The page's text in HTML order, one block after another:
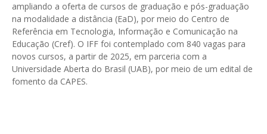
ampliando a oferta de cursos de graduação e pós-graduação
na modalidade a distância (EaD), por meio do Centro de
Referência em Tecnologia, Informação e Comunicação na
Educação (Cref). O IFF foi contemplado com 840 vagas para
novos cursos, a partir de 2025, em parceria com a
Universidade Aberta do Brasil (UAB), por meio de um edital de
fomento da CAPES.